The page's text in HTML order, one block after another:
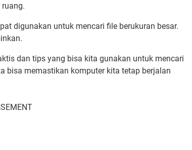
digunakan untuk mencari file berukuran besar.
dan tips yang bisa kita gunakan untuk mencari
bisa memastikan komputer kita tetap berjalan